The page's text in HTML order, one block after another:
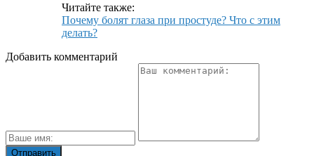
Читайте также:
Почему болят глаза при простуде? Что с этим
делать?
Добавить комментарий